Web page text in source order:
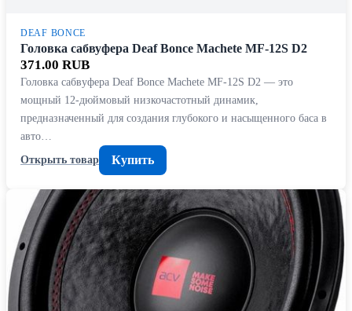
DEAF BONCE
Головка сабвуфера Deaf Bonce Machete MF-12S D2
371.00 RUB
Головка сабвуфера Deaf Bonce Machete MF-12S D2 — это
мощный 12-дюймовый низкочастотный динамик,
предназначенный для создания глубокого и насыщенного баса в
авто…
Открыть товар
Купить